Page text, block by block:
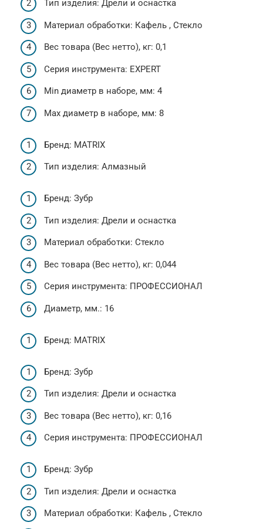
Тип изделия: Дрели и оснастка
Материал обработки: Кафель , Стекло
Вес товара (Вес нетто), кг: 0,1
Серия инструмента: EXPERT
Min диаметр в наборе, мм: 4
Max диаметр в наборе, мм: 8
Бренд: MATRIX
Тип изделия: Алмазный
Бренд: Зубр
Тип изделия: Дрели и оснастка
Материал обработки: Стекло
Вес товара (Вес нетто), кг: 0,044
Серия инструмента: ПРОФЕССИОНАЛ
Диаметр, мм.: 16
Бренд: MATRIX
Бренд: Зубр
Тип изделия: Дрели и оснастка
Вес товара (Вес нетто), кг: 0,16
Серия инструмента: ПРОФЕССИОНАЛ
Бренд: Зубр
Тип изделия: Дрели и оснастка
Материал обработки: Кафель , Стекло